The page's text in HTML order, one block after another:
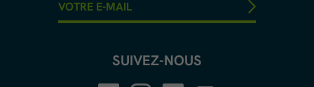
SUIVEZ-NOUS